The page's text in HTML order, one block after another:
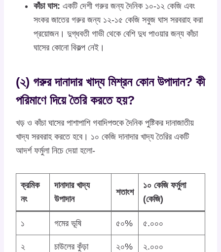
কাঁচা ঘাস: একটি দেশী গরুর জন্য দৈনিক ১০-১২ কেজি এবং
সংকর জাতের গরুর জন্য ১২-১৫ কেজি সবুজ ঘাস সরবরাহ করা
প্রয়োজন। দুগ্ধবতী গাভী থেকে বেশি দুধ পাওয়ার জন্য কাঁচা
ঘাসের কোনো বিকল্প নেই।
(২) গরুর দানাদার খাদ্য মিশ্রন কোন উপাদান? কী
পরিমাণে দিয়ে তৈরি করতে হয়?
খড় ও কাঁচা ঘাসের পাশাপাশি গবাদিপশুকে দৈনিক পুষ্টিকর দানাজাতীয়
খাদ্য সরবরাহ করতে হবে। ১০ কেজি দানাদার খাদ্য তৈরির একটি
আদর্শ ফর্মুলা নিচে দেয়া হলো-
ক্রমিক
নং
দানাদার খাদ্য
উপাদান
শতাংশ
১০ কেজি ফর্মুলা
(কেজি)
১ গমের ভূষি ৫০% ৫.০০০
২ চাউলের কুঁড়া ২০% ২.০০০